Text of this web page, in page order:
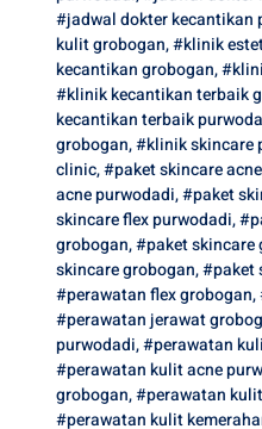
#jadwal dokter kecantikan
kulit grobogan,#klinik
kecantikan grobogan,
#klinik kecantikan terbaik
kecantikan terbaik
grobogan,#klinik skincare
clinic,#paket skincare
acne purwodadi,#paket
skincare flex purwodadi,
grobogan,#paket skincare
skincare grobogan,#paket
#perawatan flex grobogan,
#perawatan jerawat
purwodadi,#perawatan
#perawatan kulit acne
grobogan,#perawatan
#perawatan kulit